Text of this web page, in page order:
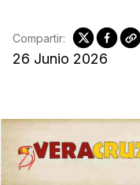
26 Junio 2026
Compartir: